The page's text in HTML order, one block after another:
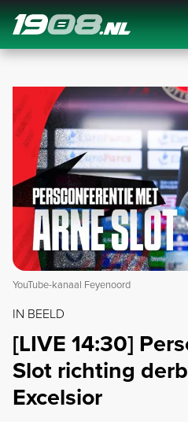
Navigation
YouTube-kanaal Feyenoord
IN BEELD
[LIVE 14:30]
Slot richting
Excelsior